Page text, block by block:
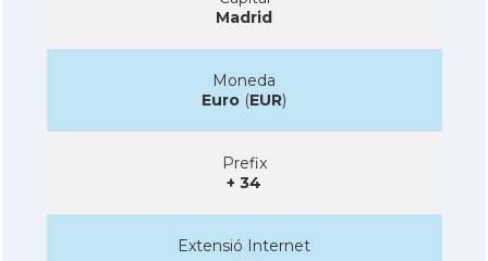
Madrid
Moneda
Euro (EUR)
Prefix
+ 34
Extensió Internet